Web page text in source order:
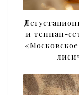
и теппан-